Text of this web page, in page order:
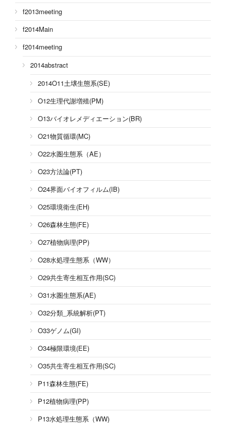
f2013meeting
f2014Main
f2014meeting
2014abstract
2014O11土壌生態系(SE)
O12生理代謝増殖(PM)
O13バイオレメディエーション(BR)
O21物質循環(MC)
O22水圏生態系（AE）
O23方法論(PT)
O24界面バイオフィルム(IB)
O25環境衛生(EH)
O26森林生態(FE)
O27植物病理(PP)
O28水処理生態系（WW）
O29共生寄生相互作用(SC)
O31水圏生態系(AE)
O32分類_系統解析(PT)
O33ゲノム(GI)
O34極限環境(EE)
O35共生寄生相互作用(SC)
P11森林生態(FE)
P12植物病理(PP)
P13水処理生態系（WW)